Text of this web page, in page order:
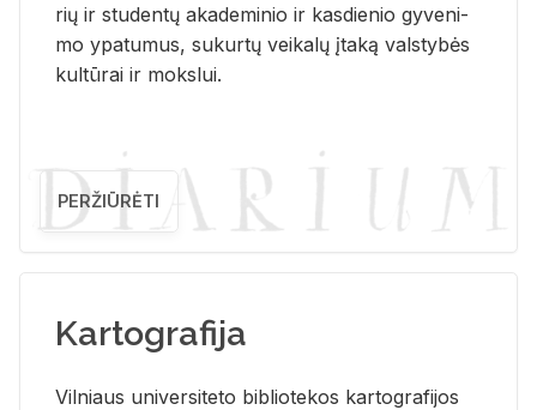
rių ir stu­den­tų aka­de­mi­nio ir kas­die­nio gy­ve­ni­
mo ypa­tu­mus, su­kur­tų vei­ka­lų įta­ką vals­ty­bės
kul­tū­rai ir moks­lui.
PERŽIŪRĖTI
Kartografija
Vil­niaus uni­ver­si­te­to bi­b­lio­te­kos kar­to­gra­fi­jos